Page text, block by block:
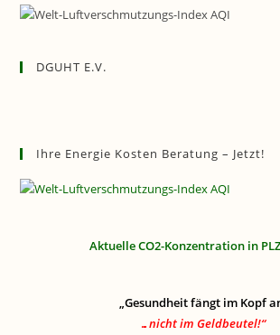
DGUHT E.V.
Ihre Energie Kosten Beratung – Jetzt!
Aktuelle CO2-Konzentration in
„Gesundheit fängt im Kopf
…nicht im Geldbeutel!“